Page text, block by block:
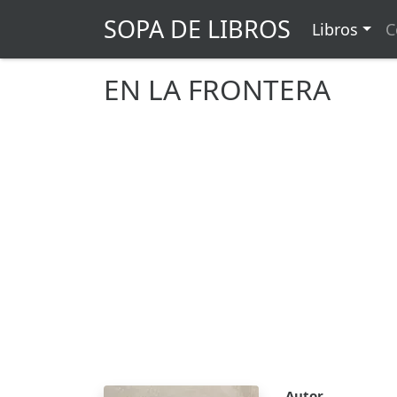
SOPA DE LIBROS Libros
EN LA FRONTERA